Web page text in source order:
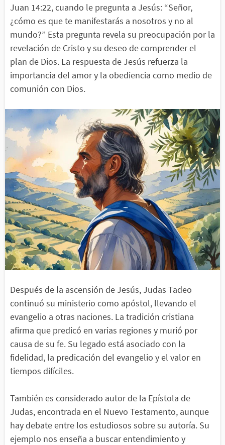
Juan 14:22, cuando le pregunta a Jesús: “Señor,
¿cómo es que te manifestarás a nosotros y no al
mundo?” Esta pregunta revela su preocupación por la
revelación de Cristo y su deseo de comprender el
plan de Dios. La respuesta de Jesús refuerza la
importancia del amor y la obediencia como medio de
comunión con Dios.
Después de la ascensión de Jesús, Judas Tadeo
continuó su ministerio como apóstol, llevando el
evangelio a otras naciones. La tradición cristiana
afirma que predicó en varias regiones y murió por
causa de su fe. Su legado está asociado con la
fidelidad, la predicación del evangelio y el valor en
tiempos difíciles.
También es considerado autor de la Epístola de
Judas, encontrada en el Nuevo Testamento, aunque
hay debate entre los estudiosos sobre su autoría. Su
ejemplo nos enseña a buscar entendimiento y